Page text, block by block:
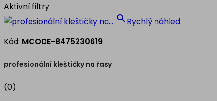
Aktivní filtry
 Rychlý náhled
Kód: MCODE-8475230619
profesionální kleštičky na řasy
(0)